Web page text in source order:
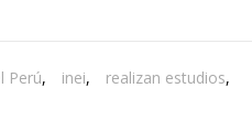
Perú, inei, realizan estudios,